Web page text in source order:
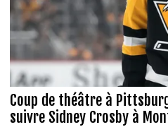
Coup de théâtre à
suivre Sidney Crosby à